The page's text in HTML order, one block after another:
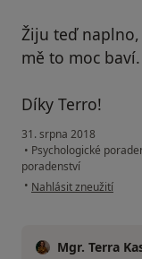
Žiju teď
mě to moc baví.
Díky Terro!
31. srpna 2018
• Psychologické
poradenství
• podle názoru
Nahlásit zneužití
Mgr. Terra